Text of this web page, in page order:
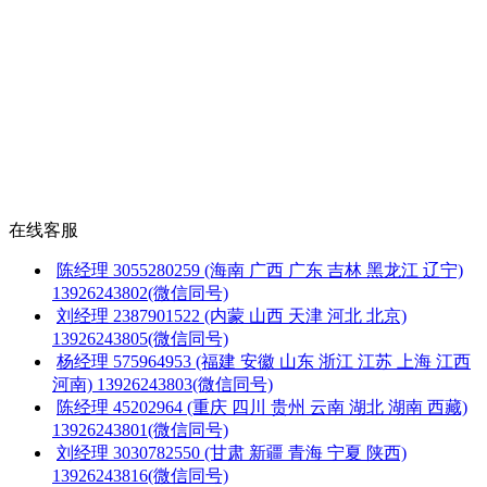
在线客服
陈经理 3055280259 (海南 广西 广东 吉林 黑龙江 辽宁)
13926243802(微信同号)
刘经理 2387901522 (内蒙 山西 天津 河北 北京)
13926243805(微信同号)
杨经理 575964953 (福建 安徽 山东 浙江 江苏 上海 江西
河南) 13926243803(微信同号)
陈经理 45202964 (重庆 四川 贵州 云南 湖北 湖南 西藏)
13926243801(微信同号)
刘经理 3030782550 (甘肃 新疆 青海 宁夏 陕西)
13926243816(微信同号)